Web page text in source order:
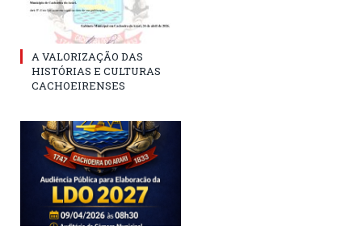
A VALORIZAÇÃO DAS
HISTÓRIAS E CULTURAS
CACHOEIRENSES